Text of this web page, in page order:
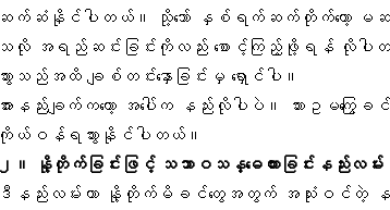
ဆက်ဆံနိုင်ပါတယ်။ သို့သော် နှစ်ရက်ဆက်တိုက်တော့ မ
သလို အရည်ဆင်းခြင်းကိုလည်း စောင့်ကြည့်ဖို့ရန် လိုပါ
သွားသည်အထိချစ်တင်းနှောခြင်း မှ ရှောင်ပါ။
အားနည်းချက်ကတော့ အပေါ်က နည်းလိုပါပဲ။ သားဥမက
ကိုယ်ဝန်ရသွားနိုင်ပါတယ်။
၂။
နို့တိုက်ခြင်းဖြင့် သဘာဝသန္ဓေတားခြင်းနည်းလမ်း
ဒီနည်းလမ်းဟာ နို့တိုက်မိခင်တွေအတွက် အသုံးဝင်တဲ့ နည်